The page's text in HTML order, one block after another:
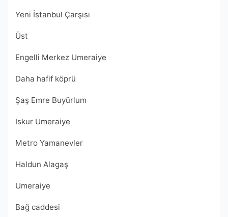
Yeni İstanbul Çarşısı
Üst
Engelli Merkez Umeraiye
Daha hafif köprü
Şaş Emre Buyürlum
Iskur Umeraiye
Metro Yamanevler
Haldun Alagaş
Umeraiye
Bağ caddesi